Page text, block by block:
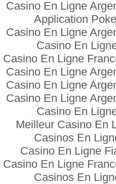
Casino En Ligne
Application
Casino En Ligne
Casino En
Casino En Ligne
Casino En Ligne
Casino En Ligne
Casino En Ligne
Casino En
Meilleur Casino En
Casinos En
Casino En Ligne
Casino En Ligne
Casinos En